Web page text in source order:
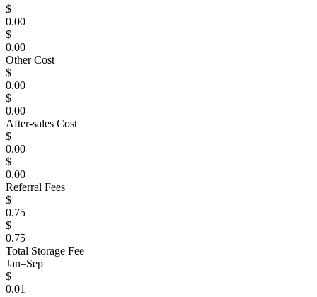
$
0.00
$
0.00
Other Cost
$
0.00
$
0.00
After-sales Cost
$
0.00
$
0.00
Referral Fees
$
0.75
$
0.75
Total Storage Fee
Jan–Sep
$
0.01